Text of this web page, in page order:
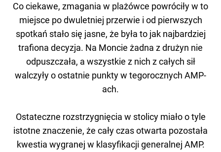
Co ciekawe, zmagania w plażówce powróciły w to
miejsce po dwuletniej przerwie i od pierwszych
spotkań stało się jasne, że była to jak najbardziej
trafiona decyzja. Na Moncie żadna z drużyn nie
odpuszczała, a wszystkie z nich z całych sił
walczyły o ostatnie punkty w tegorocznych AMP-
ach.
Ostateczne rozstrzygnięcia w stolicy miało o tyle
istotne znaczenie, że cały czas otwarta pozostała
kwestia wygranej w klasyfikacji generalnej AMP.